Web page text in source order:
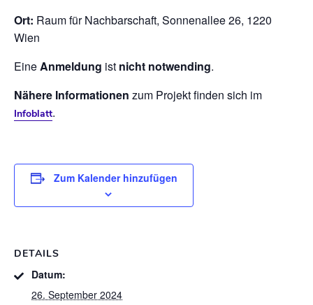
Ort: Raum für Nachbarschaft, Sonnenallee 26, 1220
Wien
EineAnmeldung ist nicht notwending.
Nähere Informationen zum Projekt finden sich im
Infoblatt.
Zum Kalender hinzufügen
DETAILS
Datum:
26. September 2024